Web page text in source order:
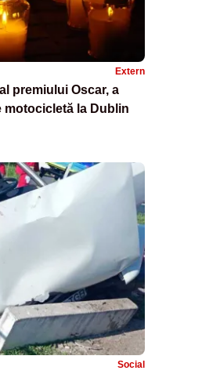
Extern
premiului Oscar, a
la Dublin
Social